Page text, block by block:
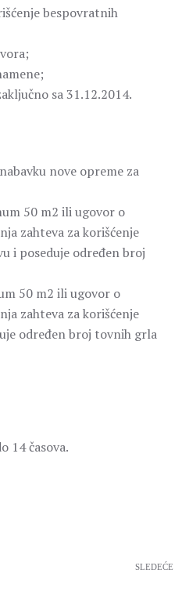
bespovratnih
sa 31.12.2014.
nove opreme za
50 m2 ili ugovor o
zahteva za korišćenje
i poseduje određen broj
50 m2 ili ugovor o
zahteva za korišćenje
određen broj tovnih grla
14 časova.
SLEDEĆE